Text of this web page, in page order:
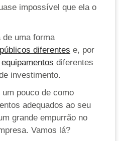
impossível que ela o
de uma forma
públicos diferentes e, por
equipamentos diferentes
investimento.
pouco de como
adequados ao seu
grande empurrão no
Vamos lá?